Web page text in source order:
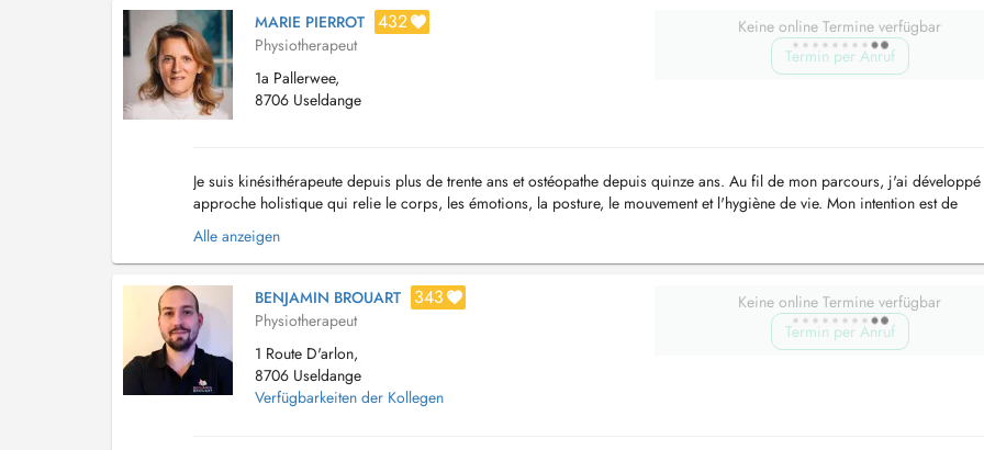
MARIE PIERROT 432
Physiotherapeut
1a Pallerwee,
8706 Useldange
Keine online Termine verfügbar
Termin per Anruf
Je suis kinésithérapeute depuis plus de trente ans et ostéopathe depuis quinze ans. Au fil de mon parcours, j'ai développé
approche holistique qui relie le corps, les émotions, la posture, le mouvement et l'hygiène de vie. Mon intention est de
comprendre l'origine profonde des déséquilibres, plu...
Alle anzeigen
BENJAMIN BROUART 343
Physiotherapeut
1 Route D'arlon,
8706 Useldange
Verfügbarkeiten der Kollegen
Keine online Termine verfügbar
Termin per Anruf